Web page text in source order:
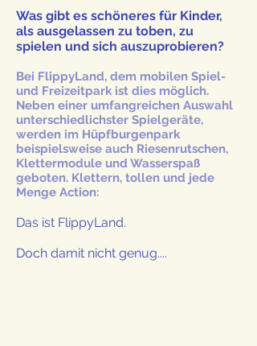
Was gibt es schöneres für Kinder,
als ausgelassen zu toben, zu
spielen und sich auszuprobieren?
Bei FlippyLand, dem mobilen Spiel-
und Freizeitpark ist dies möglich.
Neben einer umfangreichen Auswahl
unterschiedlichster Spielgeräte,
werden im Hüpfburgenpark
beispielsweise auch Riesenrutschen,
Klettermodule und Wasserspaß
geboten. Klettern, tollen und jede
Menge Action:
Das ist FlippyLand.
Doch damit nicht genug....